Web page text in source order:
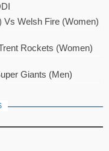
Welsh Fire (Women)
Rockets (Women)
Giants (Men)